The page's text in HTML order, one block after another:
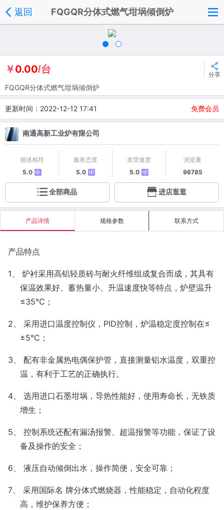
返回 FQGQR分体式燃气坩埚倾倒炉
￥0.00/台 分享
FQGQR分体式燃气坩埚倾倒炉
更新时间：2022-12-12 17:41 免费会员
南通高新工业炉有限公司
描述相符
5.0 中
服务态度
5.0 中
发货速度
5.0 中
浏览量
96785
全部商品 进店逛逛
产品详情 规格参数 联系方式
产品特点
1、 炉衬采用高铝轻质砖与耐火纤维组成复合而成，其具有
保温效果好、蓄热量小、升温速度快等特点，炉壁温升
≤35℃；
2、 采用进口温度控制仪， PID控制，炉温稳定度控制在≤
±5℃；
3、 配有非金属热电偶保护管，直接测量铝水温度，双重控
温，有利于工艺的正确执行。
4、 选用进口石墨坩埚，导热性能好，使用寿命长，无铁质
增生；
5、 控制系统还配有漏汤报警、超温报警等功能，保证了设
备及操作的安全；
6、 液压自动倾倒出水，操作简便，安全可靠；
7、 采用国际名 牌分体式燃烧器，性能稳定，自动化程度
高，维护保养方便；